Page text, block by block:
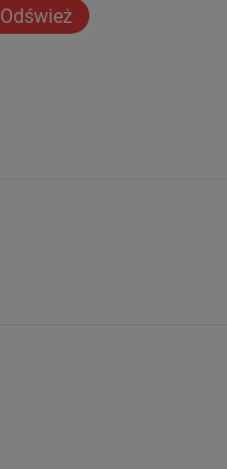
Odśwież